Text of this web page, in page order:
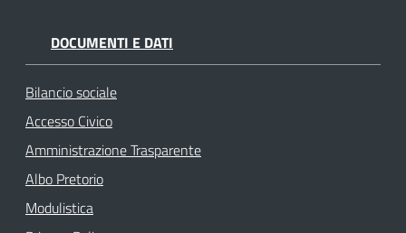
DOCUMENTI E DATI
Bilancio sociale
Accesso Civico
Amministrazione Trasparente
Albo Pretorio
Modulistica